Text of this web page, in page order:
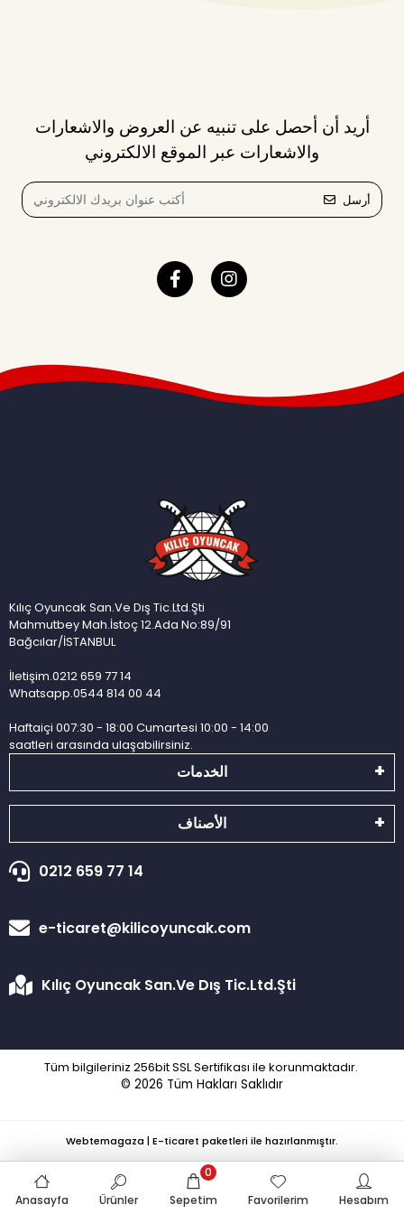
أريد أن أحصل على تنبيه عن العروض والاشعارات
والاشعارات عبر الموقع الالكتروني
أرسل
Kılıç Oyuncak San.Ve Dış Tic.Ltd.Şti
Mahmutbey Mah.İstoç 12.Ada No:89/91
Bağcılar/İSTANBUL
İletişim.0212 659 77 14
Whatsapp.0544 814 00 44
Haftaiçi 007:30 - 18:00 Cumartesi 10:00 - 14:00
saatleri arasında ulaşabilirsiniz.
الخدمات
الأصناف
0212 659 77 14
e-ticaret@kilicoyuncak.com
Kılıç Oyuncak San.Ve Dış Tic.Ltd.Şti
Tüm bilgileriniz 256bit SSL Sertifikası ile korunmaktadır.
© 2026 Tüm Hakları Saklıdır
Anasayfa Ürünler Sepetim
0
Favorilerim
Hesabım
Webtemagaza | E-ticaret paketleri ile hazırlanmıştır.